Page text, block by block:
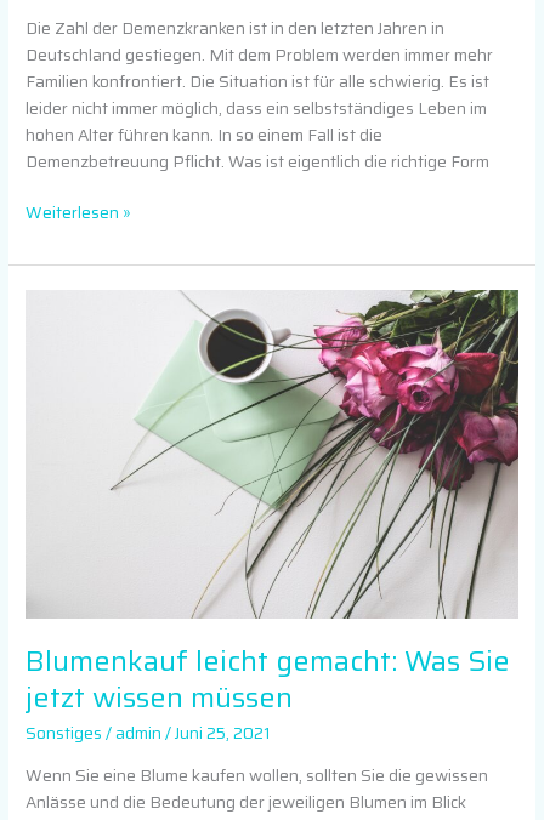
Die Zahl der Demenzkranken ist in den letzten Jahren in
Deutschland gestiegen. Mit dem Problem werden immer mehr
Familien konfrontiert. Die Situation ist für alle schwierig. Es ist
leider nicht immer möglich, dass ein selbstständiges Leben im
hohen Alter führen kann. In so einem Fall ist die
Demenzbetreuung Pflicht. Was ist eigentlich die richtige Form
Weiterlesen »
Blumenkauf leicht gemacht: Was Sie
jetzt wissen müssen
Sonstiges/admin/Juni 25, 2021
Wenn Sie eine Blume kaufen wollen, sollten Sie die gewissen
Anlässe und die Bedeutung der jeweiligen Blumen im Blick